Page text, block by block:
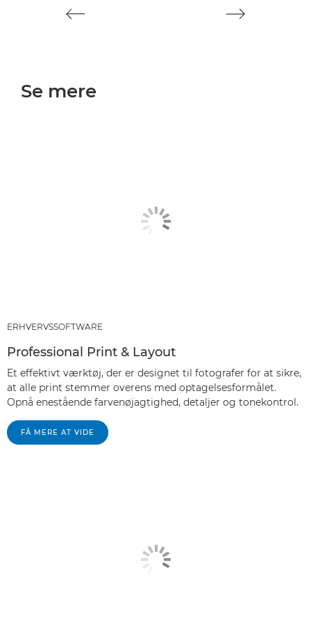
Se mere
ERHVERVSSOFTWARE
Professional Print & Layout
Et effektivt værktøj, der er designet til fotografer for at sikre,
at alle print stemmer overens med optagelsesformålet.
Opnå enestående farvenøjagtighed, detaljer og tonekontrol.
FÅ MERE AT VIDE